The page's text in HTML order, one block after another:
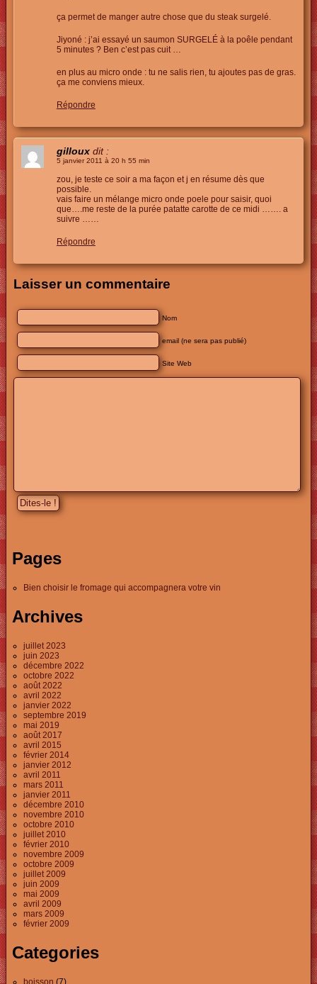
ça permet de manger autre chose que du steak surgelé.
Jiyoné : j’ai essayé un saumon SURGELÉ à la poêle pendant
5 minutes ? Ben c’est pas cuit …
en plus au micro onde : tu ne salis rien, tu ajoutes pas de gras.
ça me conviens mieux.
Répondre
gilloux dit :
5 janvier 2011 à 20 h 55 min
zou, je teste ce soir a ma façon et j en résume dès que
possible.
vais faire un mélange micro onde poele pour saisir, quoi
que….me reste de la purée patatte carotte de ce midi ……. a
suivre ……
Répondre
Laisser un commentaire
Nom
email (ne sera pas publié)
Site Web
Pages
Bien choisir le fromage qui accompagnera votre vin
Archives
juillet 2023
juin 2023
décembre 2022
octobre 2022
août 2022
avril 2022
janvier 2022
septembre 2019
mai 2019
août 2017
avril 2015
février 2014
janvier 2012
avril 2011
mars 2011
janvier 2011
décembre 2010
novembre 2010
octobre 2010
juillet 2010
février 2010
novembre 2009
octobre 2009
juillet 2009
juin 2009
mai 2009
avril 2009
mars 2009
février 2009
Categories
boisson (7)